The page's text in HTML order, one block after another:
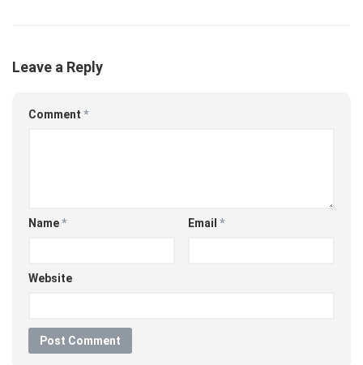
Leave a Reply
Comment *
Name* Email *
Website